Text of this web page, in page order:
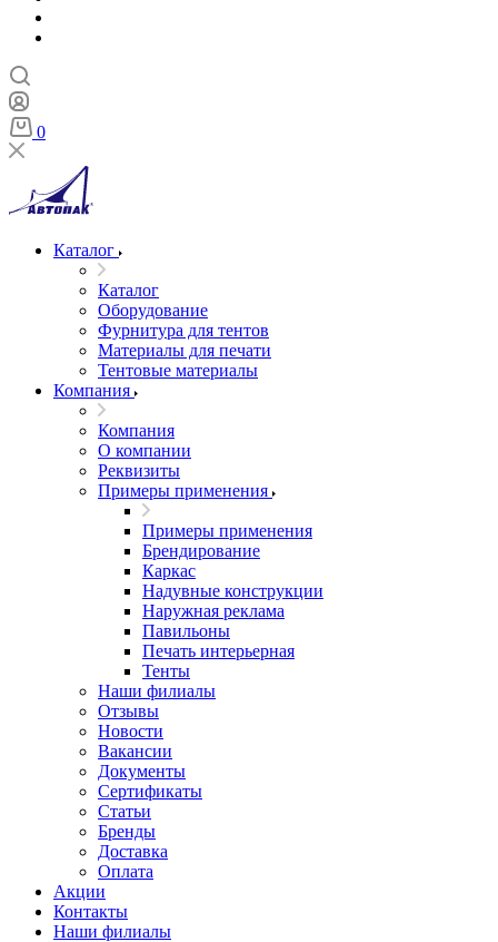
0
Каталог
Каталог
Оборудование
Фурнитура для тентов
Материалы для печати
Тентовые материалы
Компания
Компания
О компании
Реквизиты
Примеры применения
Примеры применения
Брендирование
Каркас
Надувные конструкции
Наружная реклама
Павильоны
Печать интерьерная
Тенты
Наши филиалы
Отзывы
Новости
Вакансии
Документы
Cертификаты
Статьи
Бренды
Доставка
Оплата
Акции
Контакты
Наши филиалы